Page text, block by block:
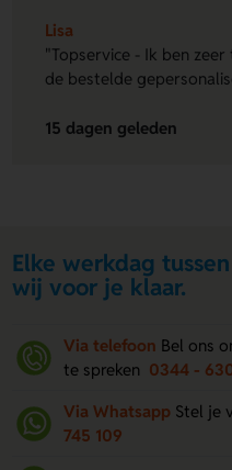
Lisa
"Topservice - Ik ben
de bestelde
15 dagen geleden
Elke werkdag
wij voor je klaar.
Via telefoon Bel ons
te spreken 0344 -
Via Whatsapp Stel je
745 109